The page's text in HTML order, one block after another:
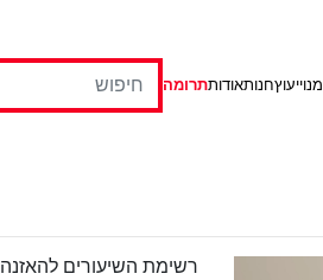
מנוייעוץחנותאודותתרומה
רשימת השיעורים להאזנה